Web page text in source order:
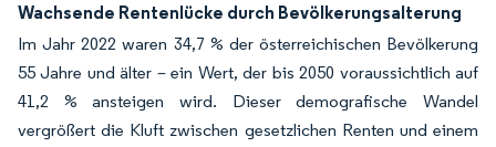
Wachsende Rentenlücke durch Bevölkerungsalterung
Im Jahr 2022 waren 34,7 % der österreichischen Bevölkerung
55 Jahre und älter – ein Wert, der bis 2050 voraussichtlich auf
41,2 % ansteigen wird. Dieser demografische Wandel
vergrößert die Kluft zwischen gesetzlichen Renten und einem